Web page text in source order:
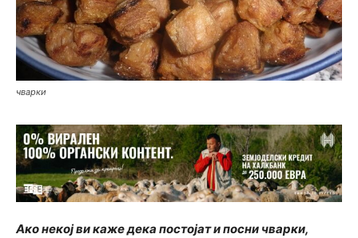
чварки
Ако некој ви каже дека постојат и посни чварки,